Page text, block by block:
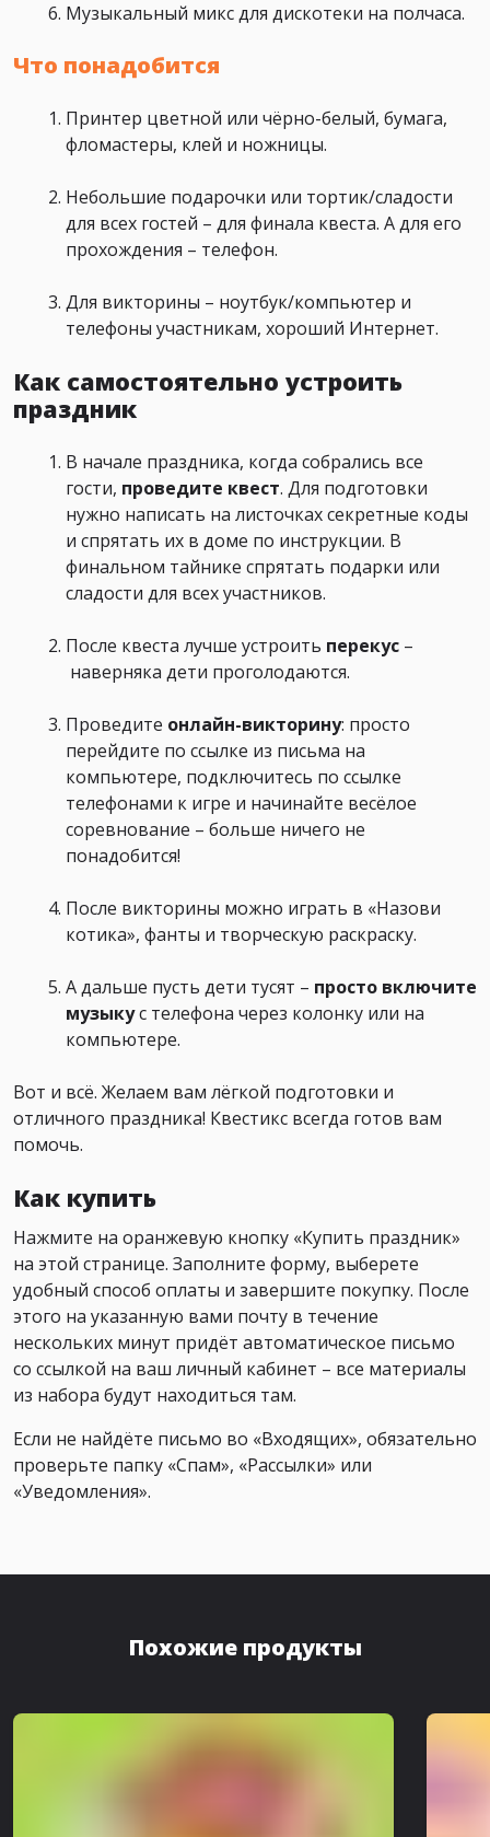
Музыкальный микс для дискотеки на полчаса.
Что понадобится
Принтер цветной или чёрно-белый, бумага,
фломастеры, клей и ножницы.
Небольшие подарочки или тортик/сладости
для всех гостей – для финала квеста. А для его
прохождения – телефон.
Для викторины – ноутбук/компьютер и
телефоны участникам, хороший Интернет.
Как самостоятельно устроить
праздник
В начале праздника, когда собрались все
гости, проведите квест. Для подготовки
нужно написать на листочках секретные коды
и спрятать их в доме по инструкции. В
финальном тайнике спрятать подарки или
сладости для всех участников.
После квеста лучше устроить перекус –
наверняка дети проголодаются.
Проведите онлайн-викторину: просто
перейдите по ссылке из письма на
компьютере, подключитесь по ссылке
телефонами к игре и начинайте весёлое
соревнование – больше ничего не
понадобится!
После викторины можно играть в «Назови
котика», фанты и творческую раскраску.
А дальше пусть дети тусят – просто включите
музыкус телефона через колонку или на
компьютере.
Вот и всё. Желаем вам лёгкой подготовки и
отличного праздника! Квестикс всегда готов вам
помочь.
Как купить
Нажмите на оранжевую кнопку «Купить праздник»
на этой странице. Заполните форму, выберете
удобный способ оплаты и завершите покупку. После
этого на указанную вами почту в течение
нескольких минут придёт автоматическое письмо
со ссылкой на ваш личный кабинет – все материалы
из набора будут находиться там.
Если не найдёте письмо во «Входящих», обязательно
проверьте папку «Спам», «Рассылки» или
«Уведомления».
Похожие продукты